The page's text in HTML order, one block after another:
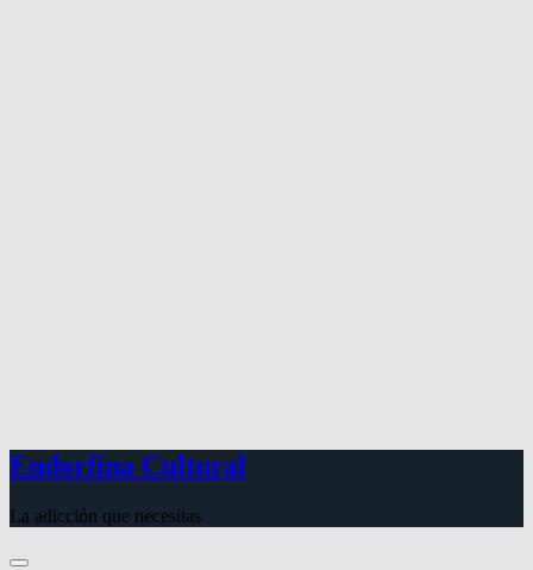
Endorfina Cultural
La adicción que necesitas